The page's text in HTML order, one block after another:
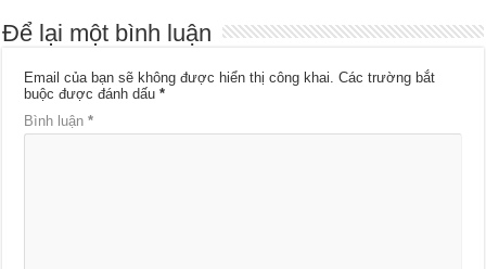
Để lại một bình luận
Email của bạn sẽ không được hiển thị công khai. Các trường bắt
buộc được đánh dấu*
Bình luận*